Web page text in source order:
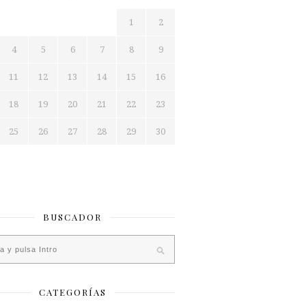
1 2
4 5 6 7 8 9
11 12 13 14 15 16
18 19 20 21 22 23
25 26 27 28 29 30
BUSCADOR
CATEGORÍAS